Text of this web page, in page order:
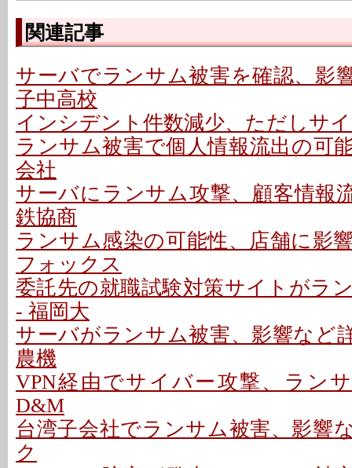
関連記事
サーバでランサム被害を確認、影
子中高校
インシデント件数減少、ただしサ
ランサム被害で個人情報流出の可
会社
サーバにランサム攻撃、顧客情報
鉄協商
ランサム感染の可能性、店舗に影
フォックス
委託先の就職試験対策サイトがラ
- 福岡大
サーバがランサム被害、影響など
農機
VPN経由でサイバー攻撃、ラン
D&M
台湾子会社でランサム被害、影響
ク